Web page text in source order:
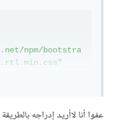
npm/bootstra
عفوا أنا لاأريد إدراجه